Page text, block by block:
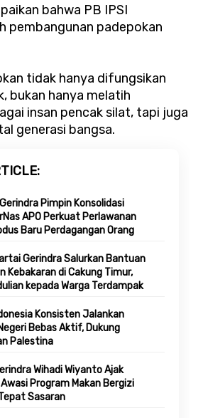
bahwa PB IPSI
pembangunan padepokan
tidak hanya difungsikan
bukan hanya melatih
insan pencak silat, tapi juga
generasi bangsa.
Pimpin Konsolidasi
APO Perkuat Perlawanan
Baru Perdagangan Orang
Gerindra Salurkan Bantuan
Kebakaran di Cakung Timur,
kepada Warga Terdampak
Konsisten Jalankan
Bebas Aktif, Dukung
Palestina
Wihadi Wiyanto Ajak
Program Makan Bergizi
Sasaran